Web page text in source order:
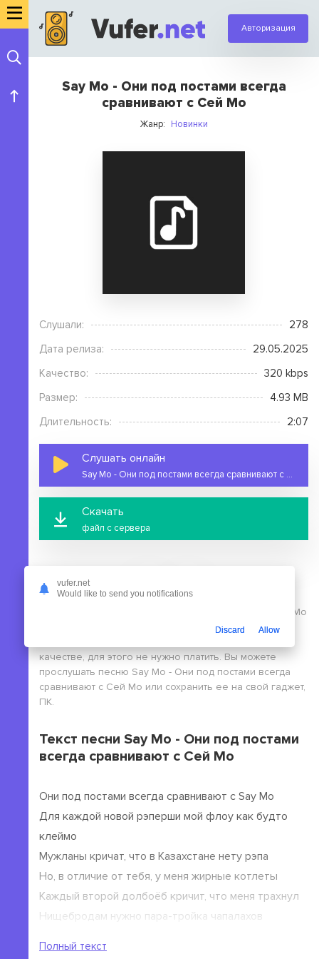
Авторизация
Say Mo - Они под постами всегда
сравнивают с Сей Мо
Жанр: Новинки
Слушали:
278
Дата релиза:
29.05.2025
Качество:
320 kbps
Размер:
4.93 MB
Длительность:
2:07
Слушать онлайн
Say Mo - Они под постами всегда сравнивают с Сей Мо
Скачать
файл с сервера
На этой странице вы можете скачать mp3 песню Say Mo
- Они под постами всегда сравнивают с Сей Мо
качестве, для этого не нужно платить. Вы можете
прослушать песню Say Mo - Они под постами всегда
сравнивают с Сей Мо или сохранить ее на свой гаджет,
ПК.
Текст песни Say Mo - Они под постами
всегда сравнивают с Сей Мо
Они под постами всегда сравнивают с Say Mo
Для каждой новой рэперши мой флоу как будто
клеймо
Мужланы кричат, что в Казахстане нету рэпа
Но, в отличие от тебя, у меня жирные котлеты
Каждый второй долбоёб кричит, что меня трахнул
Нищебродам нужно пара-тройка чапалахов
Полный текст
vufer.net
Would like to send you notifications
Discard Allow